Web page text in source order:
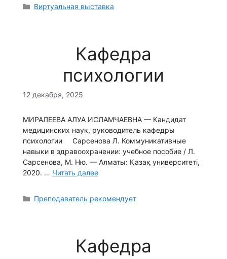
Рубрики
Виртуальная выставка
Кафедра
психологии
12 декабря, 2025
МИРАЛЕЕВА АЛУА ИСЛАМЧАЕВНА — Кандидат
медицинских наук, руководитель кафедры
психологии Сарсенова Л. Коммуникативные
навыки в здравоохранении: учебное пособие / Л.
Сарсенова, М. Ню. — Алматы: Қазақ университеті,
2020. … Читать далее
Рубрики
Преподаватель рекомендует
Кафедра